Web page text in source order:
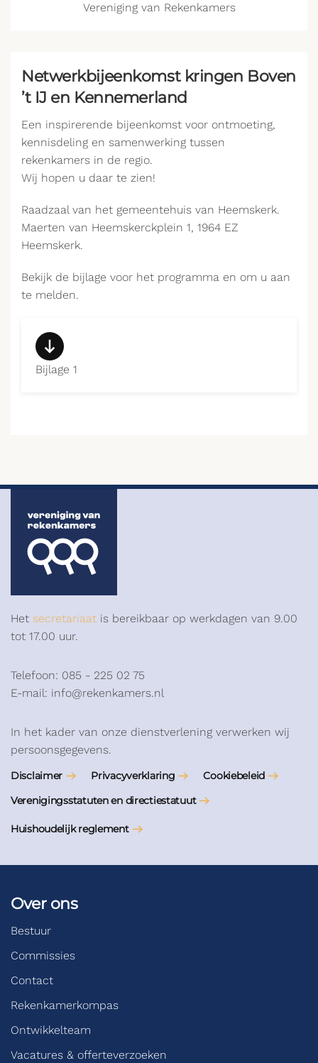
Vereniging van Rekenkamers
Netwerkbijeenkomst kringen Boven
’t IJ en Kennemerland
Een inspirerende bijeenkomst voor ontmoeting,
kennisdeling en samenwerking tussen
rekenkamers in de regio.
Wij hopen u daar te zien!
Raadzaal van het gemeentehuis van Heemskerk.
Maerten van Heemskerckplein 1, 1964 EZ
Heemskerk.
Bekijk de bijlage voor het programma en om u aan
te melden.
Bijlage 1
Het secretariaat is bereikbaar op werkdagen van 9.00
tot 17.00 uur.
Telefoon: 085 - 225 02 75
E-mail: info@rekenkamers.nl
In het kader van onze dienstverlening verwerken wij
persoonsgegevens.
Disclaimer Privacyverklaring
Cookiebeleid
Verenigingsstatuten en directiestatuut
Huishoudelijk reglement
Over ons
Bestuur
Commissies
Contact
Rekenkamerkompas
Ontwikkelteam
Vacatures & offerteverzoeken